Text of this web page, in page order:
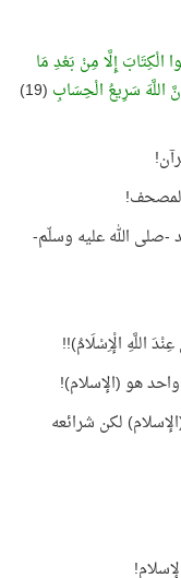
الْكِتَابَ إِلَّا مِنْ بَعْدِ مَا
اللَّهَ سَرِيعُ الْحِسَابِ
(19)
-صلى الله عليه وسلّم-
لكن شرائعه